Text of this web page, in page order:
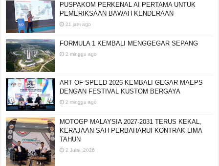
PUSPAKOM PERKENAL AI PERTAMA UNTUK
PEMERIKSAAN BAWAH KENDERAAN
21 jam ago
FORMULA 1 KEMBALI MENGGEGAR SEPANG
2 minggu ago
ART OF SPEED 2026 KEMBALI GEGAR MAEPS
DENGAN FESTIVAL KUSTOM BERGAYA
2 minggu ago
MOTOGP MALAYSIA 2027-2031 TERUS KEKAL,
KERAJAAN SAH PERBAHARUI KONTRAK LIMA
TAHUN
2 Julai, 2026